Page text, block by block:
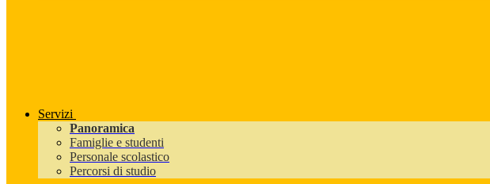
Servizi
Panoramica
Famiglie e studenti
Personale scolastico
Percorsi di studio